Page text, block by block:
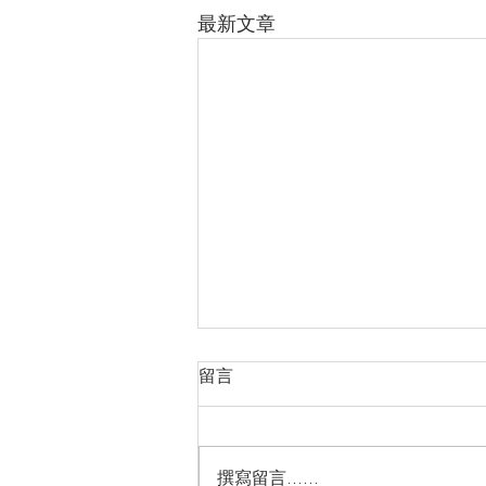
最新文章
2025年7月16日
留言
撰寫留言......